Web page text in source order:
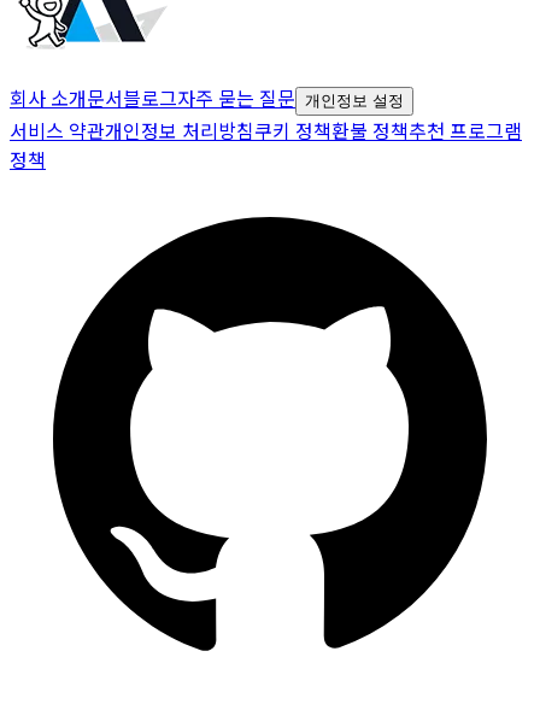
회사 소개문서블로그자주 묻는 질문 개인정보 설정
서비스 약관개인정보 처리방침쿠키 정책환불 정책추천 프로그램
정책